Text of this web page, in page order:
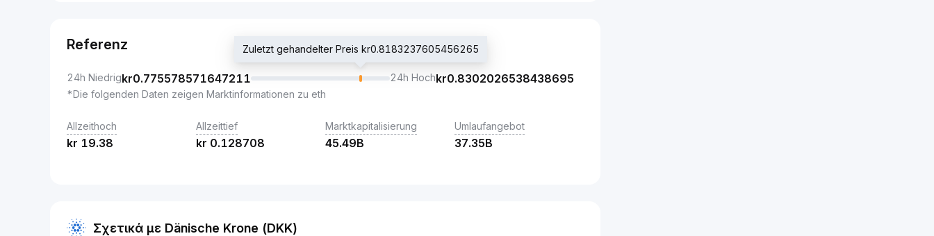
Referenz
24h Niedrigkr0.775578571647211
Zuletzt gehandelter Preis kr0.8183237605456265
24h Hochkr0.8302026538438695
*Die folgenden Daten zeigen Marktinformationen zu eth
Allzeithoch
kr 19.38
Allzeittief
kr 0.128708
Marktkapitalisierung
45.49B
Umlaufangebot
37.35B
Σχετικά με Dänische Krone (DKK)